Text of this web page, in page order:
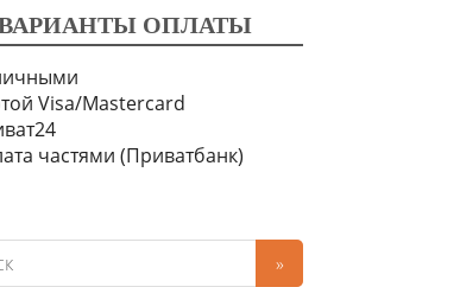
ОПЛАТЫ
Visa/Mastercard
частями (Приватбанк)